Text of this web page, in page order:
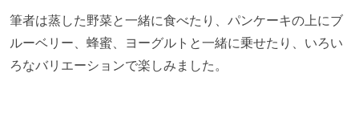
筆者は蒸した野菜と一緒に食べたり、パンケーキの上にブ
ルーベリー、蜂蜜、ヨーグルトと一緒に乗せたり、いろい
ろなバリエーションで楽しみました。